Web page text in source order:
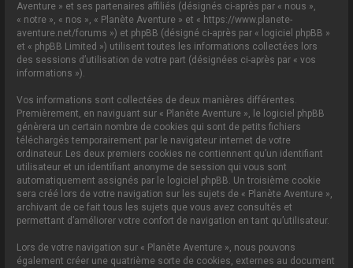
Aventure » et ses partenaires affiliés (désignés ci-après par « nous »,
« notre », « nos », « Planète Aventure » et « https://www.planete-
aventure.net/forums ») et phpBB (désigné ci-après par « logiciel phpBB »
et « phpBB Limited ») utilisent toutes les informations collectées lors
des sessions d’utilisation de votre part (désignées ci-après par « vos
informations »).
Vos informations sont collectées de deux manières différentes.
Premièrement, en naviguant sur « Planète Aventure », le logiciel phpBB
génèrera un certain nombre de cookies qui sont de petits fichiers
téléchargés temporairement par le navigateur internet de votre
ordinateur. Les deux premiers cookies ne contiennent qu’un identifiant
utilisateur et un identifiant anonyme de session qui vous sont
automatiquement assignés par le logiciel phpBB. Un troisième cookie
sera créé lors de votre navigation sur les sujets de « Planète Aventure »,
archivant de ce fait tous les sujets que vous avez consultés et
permettant d’améliorer votre confort de navigation en tant qu’utilisateur.
Lors de votre navigation sur « Planète Aventure », nous pouvons
également créer une quatrième sorte de cookies, externes au document